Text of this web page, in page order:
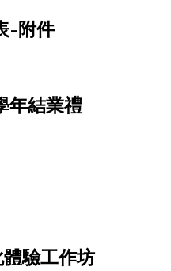
-附件
年結業禮
驗工作坊